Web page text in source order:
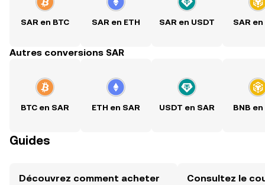
SAR en BTC SAR en ETH SAR en USDT SAR en
Autres conversions SAR
BTC en SAR ETH en SAR USDT en SAR BNB en
Guides
Découvrez comment acheter
Consultez le